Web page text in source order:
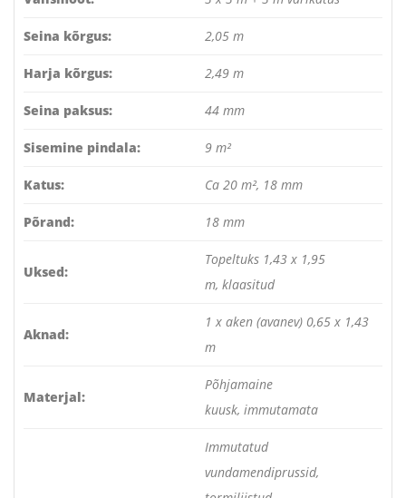
Seina kõrgus: 2,05 m
Harja kõrgus: 2,49 m
Seina paksus: 44 mm
Sisemine pindala: 9 m²
Katus: Ca 20 m², 18 mm
Põrand: 18 mm
Uksed:
Topeltuks 1,43 x 1,95
m, klaasitud
Aknad:
1 x aken (avanev) 0,65 x 1,43
m
Materjal:
Põhjamaine
kuusk, immutamata
Immutatud
vundamendiprussid,